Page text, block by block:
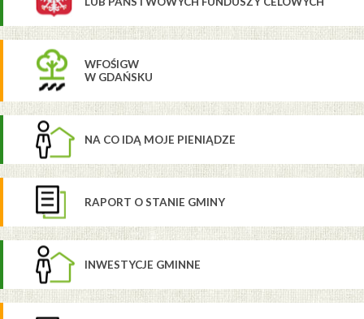
WFOŚIGW
W GDAŃSKU
NA CO IDĄ MOJE PIENIĄDZE
RAPORT O STANIE GMINY
INWESTYCJE GMINNE